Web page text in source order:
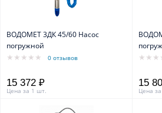
ВОДОМЕТ 3ДК 45/60 Насос
погружной
0 отзывов
15 372 ₽
Цена за 1 шт.
15
Цена